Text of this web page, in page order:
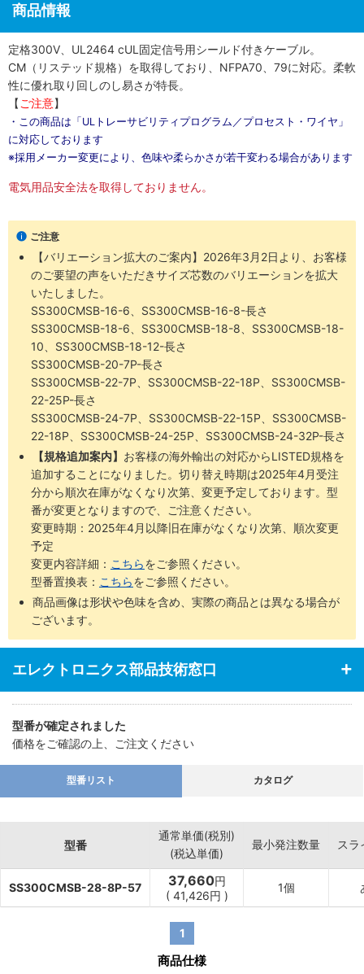
商品情報
定格300V、UL2464 cUL固定信号用シールド付きケーブル。
CM（リステッド規格）を取得しており、NFPA70、79に対応。柔軟
性に優れ取り回しのし易さが特長。
【 ご注意】
・この商品は「ULトレーサビリティプログラム／プロセスト・ワイヤ」
に対応しております
※採用メーカー変更により、色味や柔らかさが若干変わる場合があります
電気用品安全法を取得しておりません。
ご注意
【バリエーション拡大のご案内】2026年3月2日より、お客様
のご要望の声をいただきサイズ芯数のバリエーションを拡大
いたしました。
SS300CMSB-16-6、SS300CMSB-16-8-長さ
SS300CMSB-18-6、SS300CMSB-18-8、SS300CMSB-18-
10、SS300CMSB-18-12-長さ
SS300CMSB-20-7P-長さ
SS300CMSB-22-7P、SS300CMSB-22-18P、SS300CMSB-
22-25P-長さ
SS300CMSB-24-7P、SS300CMSB-22-15P、SS300CMSB-
22-18P、SS300CMSB-24-25P、SS300CMSB-24-32P-長さ
【規格追加案内】 お客様の海外輸出の対応からLISTED規格を
追加することになりました。切り替え時期は2025年4月受注
分から順次在庫がなくなり次第、変更予定しております。型
番が変更となりますので、ご注意ください。
変更時期：2025年4月以降旧在庫がなくなり次第、順次変更
予定
変更内容詳細： こちらをご参照ください。
型番置換表： こちらをご参照ください。
商品画像は形状や色味を含め、実際の商品とは異なる場合が
ございます。
エレクトロニクス部品技術窓口
型番が確定されました
価格をご確認の上、ご注文ください
型番リスト カタログ
型番
通常単価(税別)
(税込単価)
最小発注数量 スラ
SS300CMSB-28-8P-57 37,660円
( 41,426円 )
1個
1
商品仕様